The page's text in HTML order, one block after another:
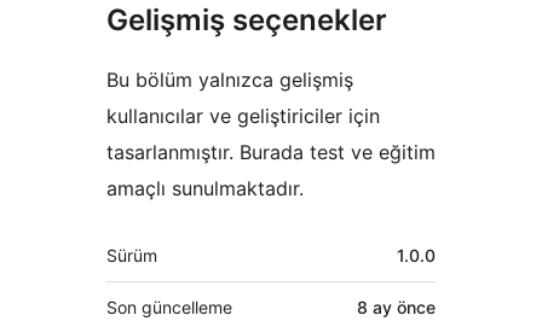
Gelişmiş seçenekler
Bu bölüm yalnızca gelişmiş
kullanıcılar ve geliştiriciler için
tasarlanmıştır. Burada test ve eğitim
amaçlı sunulmaktadır.
Meta
Sürüm 1.0.0
Son güncelleme 8 ay önce